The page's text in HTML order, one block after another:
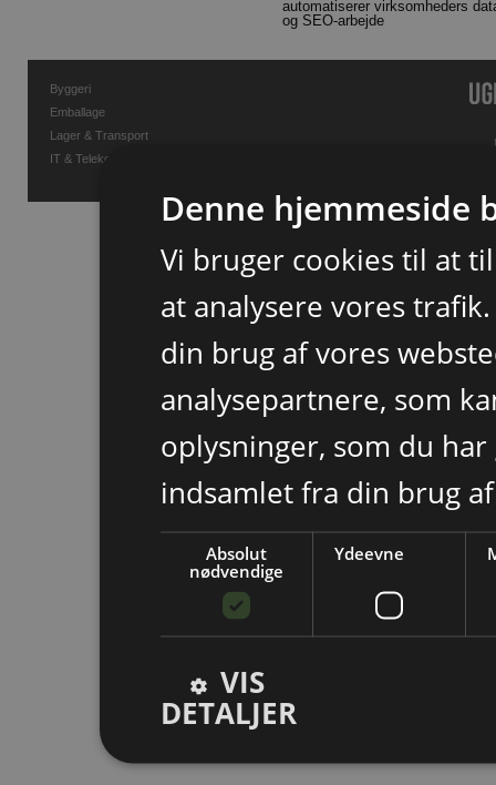
automatiserer virksomheders
og SEO-arbejde
Byggeri
Emballage
Lager & Transport
IT & Telekommunikation
Denne hjemmeside
Vi bruger cookies til at
at analysere vores
din brug af vores
analysepartnere, som
oplysninger, som du
indsamlet fra din brug
Absolut
nødvendige
Ydeevne
VIS
DETALJER